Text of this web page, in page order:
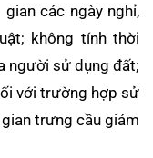
các ngày nghỉ,
không tính thời
người sử dụng đất;
với trường hợp sử
trưng cầu giám